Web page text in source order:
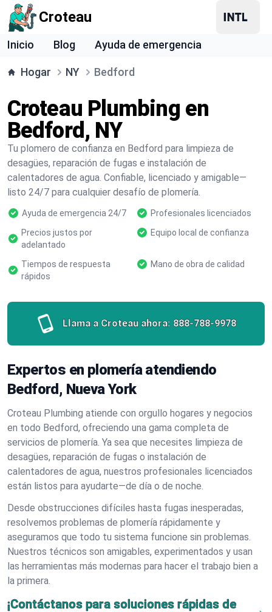
Croteau
Inicio Blog Ayuda de emergencia
Hogar NY Bedford
Croteau Plumbing en
Bedford, NY
Tu plomero de confianza en Bedford para limpieza de
desagües, reparación de fugas e instalación de
calentadores de agua. Confiable, licenciado y amigable—
listo 24/7 para cualquier desafío de plomería.
Ayuda de emergencia 24/7
Profesionales licenciados
Precios justos por
adelantado
Equipo local de confianza
Tiempos de respuesta
rápidos
Mano de obra de calidad
Llama a Croteau ahora: 888-788-9978
Expertos en plomería atendiendo
Bedford, Nueva York
Croteau Plumbing atiende con orgullo hogares y negocios
en todo Bedford, ofreciendo una gama completa de
servicios de plomería. Ya sea que necesites limpieza de
desagües, reparación de fugas o instalación de
calentadores de agua, nuestros profesionales licenciados
están listos para ayudarte—de día o de noche.
Desde obstrucciones difíciles hasta fugas inesperadas,
resolvemos problemas de plomería rápidamente y
aseguramos que todo tu sistema funcione sin problemas.
Nuestros técnicos son amigables, experimentados y usan
las herramientas más modernas para hacer el trabajo bien a
la primera.
¡Contáctanos para soluciones rápidas de